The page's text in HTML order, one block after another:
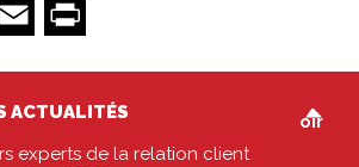
Email
ACTUALITÉS
oir
experts de la relation client